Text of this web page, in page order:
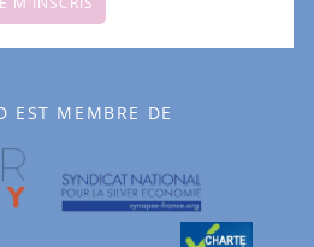
EST MEMBRE DE